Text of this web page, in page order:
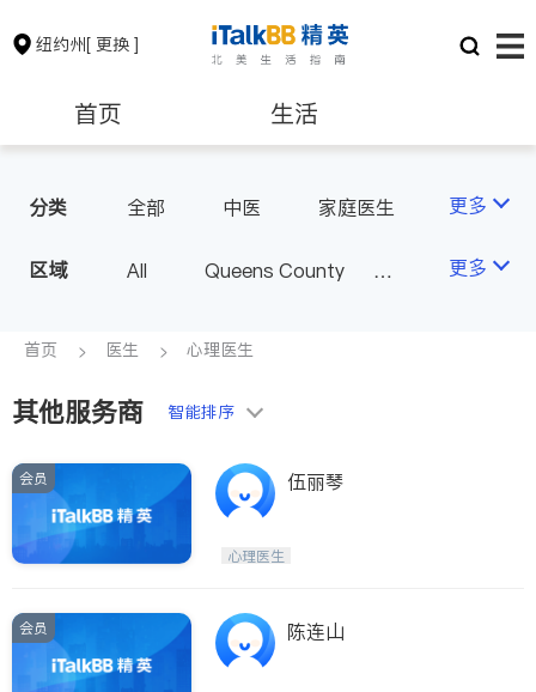
纽约州[ 更换 ]
首页 生活
保险理财 房地产租售
银行贷款
建筑装修
非盈利组织
分类 全部 中医
家庭医生
眼科
妇科
儿科
心脏科
足科
肠胃肝脏科
泌尿科
风湿病
不孕不育
呼吸科
医生-其它
内分泌科
更多
区域 All
Queens County
Long Island
Buffalo & Syracuse
Westchester County & Orange
County
更多
首页 医生 心理医生
其他服务商 智能排序
会员 伍丽琴
心理医生
会员 陈连山